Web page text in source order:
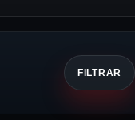
FILTRAR